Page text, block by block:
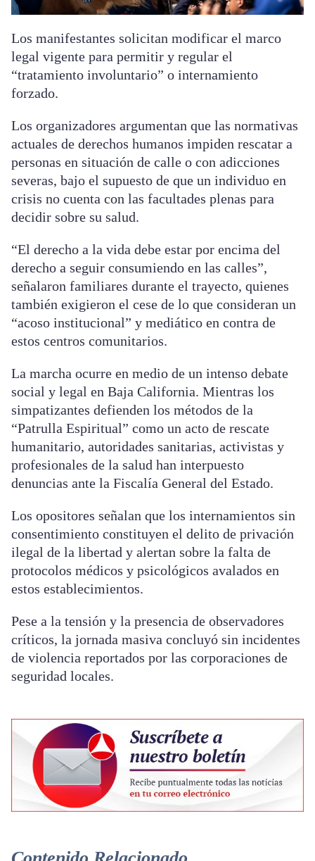
Los manifestantes solicitan modificar el marco
legal vigente para permitir y regular el
“tratamiento involuntario” o internamiento
forzado.
Los organizadores argumentan que las normativas
actuales de derechos humanos impiden rescatar a
personas en situación de calle o con adicciones
severas, bajo el supuesto de que un individuo en
crisis no cuenta con las facultades plenas para
decidir sobre su salud.
“El derecho a la vida debe estar por encima del
derecho a seguir consumiendo en las calles”,
señalaron familiares durante el trayecto, quienes
también exigieron el cese de lo que consideran un
“acoso institucional” y mediático en contra de
estos centros comunitarios.
La marcha ocurre en medio de un intenso debate
social y legal en Baja California. Mientras los
simpatizantes defienden los métodos de la
“Patrulla Espiritual” como un acto de rescate
humanitario, autoridades sanitarias, activistas y
profesionales de la salud han interpuesto
denuncias ante la Fiscalía General del Estado.
Los opositores señalan que los internamientos sin
consentimiento constituyen el delito de privación
ilegal de la libertad y alertan sobre la falta de
protocolos médicos y psicológicos avalados en
estos establecimientos.
Pese a la tensión y la presencia de observadores
críticos, la jornada masiva concluyó sin incidentes
de violencia reportados por las corporaciones de
seguridad locales.